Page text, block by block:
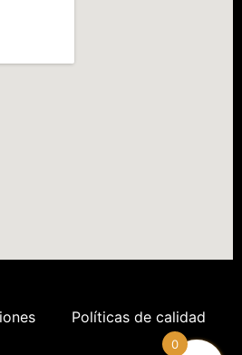
Políticas de calidad
0